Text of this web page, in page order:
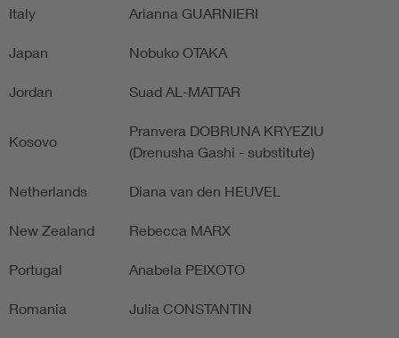
Italy Arianna GUARNIERI
Japan Nobuko OTAKA
Jordan Suad AL-MATTAR
Kosovo
Pranvera DOBRUNA KRYEZIU
(Drenusha Gashi - substitute)
Netherlands Diana van den HEUVEL
New Zealand Rebecca MARX
Portugal Anabela PEIXOTO
Romania Julia CONSTANTIN